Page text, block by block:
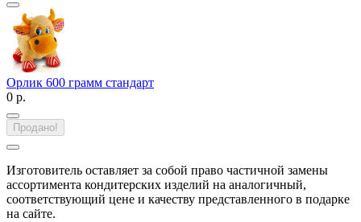
Орлик 600 грамм стандарт
0 р.
Продано!
Изготовитель оставляет за собой право частичной замены
ассортимента кондитерских изделий на аналогичный,
соответствующий цене и качеству представленного в подарке
на сайте.